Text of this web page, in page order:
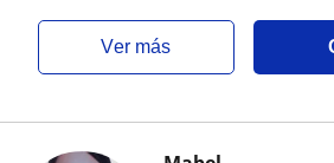
ver más